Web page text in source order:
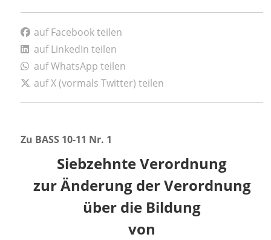
auf Facebook teilen
auf LinkedIn teilen
auf WhatsApp teilen
auf X (vormals Twitter) teilen
Zu BASS 10-11 Nr. 1
Siebzehnte Verordnung
zur Änderung der Verordnung
über die Bildung
von